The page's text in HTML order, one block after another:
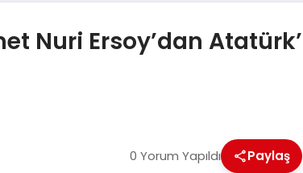
Nuri Ersoy’dan
0 Yorum Yapıldı Paylaş